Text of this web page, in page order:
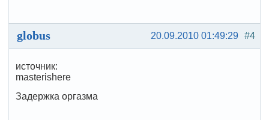
#4
20.09.2010 01:49:29
globus
источник:
masterishere
Задержка оргазма